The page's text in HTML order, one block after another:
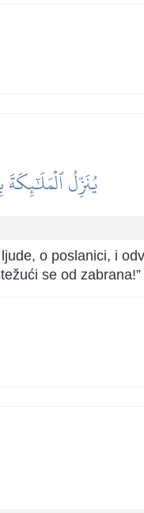
يُنَزِّلُ ٱلۡمَلَٰٓئِكَةَ
o poslanici, i
se od zabrana!”